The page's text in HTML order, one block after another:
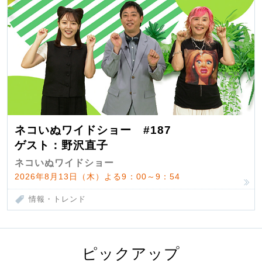
ネコいぬワイドショー #187
ゲスト：野沢直子
ネコいぬワイドショー
2026年8月13日（木）よる9：00～9：54
情報・トレンド
ピックアップ